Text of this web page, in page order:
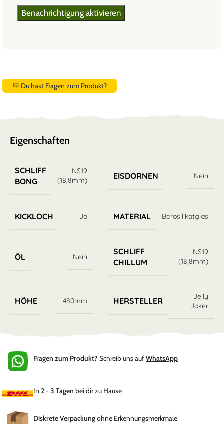
💬 Du hast Fragen zum Produkt?
Eigenschaften
SCHLIFF
BONG
NS19
(18,8mm)
EISDORNEN Nein
KICKLOCH Ja MATERIAL Borosilikatglas
ÖL Nein
SCHLIFF
CHILLUM
NS19
(18,8mm)
HÖHE 480mm HERSTELLER
Jelly
Joker
Fragen zum Produkt? Schreib uns aufWhatsApp
In 2 - 3 Tagen bei dir zu Hause
Diskrete Verpackungohne Erkennungsmerkmale